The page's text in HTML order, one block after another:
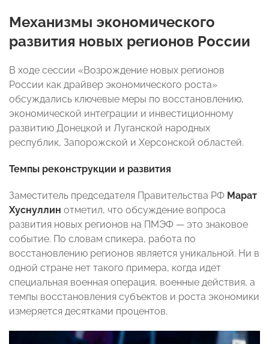
Механизмы экономического
развития новых регионов России
В ходе сессии «Возрождение новых регионов
России как драйвер экономического роста»
обсуждались ключевые меры по восстановлению,
экономической интеграции и инвестиционному
развитию Донецкой и Луганской народных
республик, Запорожской и Херсонской областей.
Темпы реконструкции и развития
Заместитель председателя Правительства РФ Марат
Хуснуллин отметил, что обсуждение вопроса
развития новых регионов на ПМЭФ — это знаковое
событие. По словам спикера, работа по
восстановлению регионов является уникальной. Ни в
одной стране нет такого примера, когда идет
специальная военная операция, военные действия, а
темпы восстановления субъектов и роста экономики
измеряется десятками процентов.